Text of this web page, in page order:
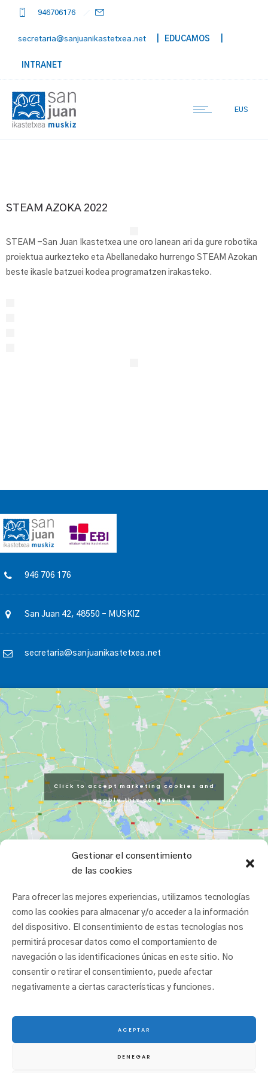
Gestionar el consentimiento
de las cookies
Para ofrecer las mejores experiencias, utilizamos tecnologías
como las cookies para almacenar y/o acceder a la información
del dispositivo. El consentimiento de estas tecnologías nos
permitirá procesar datos como el comportamiento de
navegación o las identificaciones únicas en este sitio. No
consentir o retirar el consentimiento, puede afectar
negativamente a ciertas características y funciones.
ACEPTAR
DENEGAR
946706176
secretaria@sanjuanikastetxea.net | EDUCAMOS
INTRANET
EUS
STEAM AZOKA 2022
STEAM -San Juan Ikastetxea une oro lanean ari da gure robotika
proiektua aurkezteko eta Abellanedako hurrengo STEAM Azokan
beste ikasle batzuei kodea programatzen irakasteko.
946 706 176
San Juan 42, 48550 – MUSKIZ
secretaria@sanjuanikastetxea.net
Click to accept marketing cookies and
enable this content
Aviso legal|